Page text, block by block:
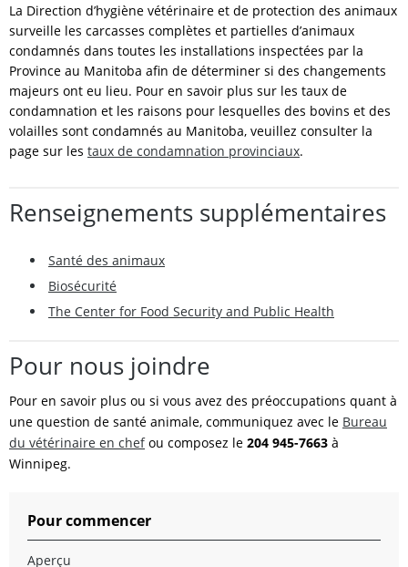
La Direction d’hygiène vétérinaire et de protection des animaux
surveille les carcasses complètes et partielles d’animaux
condamnés dans toutes les installations inspectées par la
Province au Manitoba afin de déterminer si des changements
majeurs ont eu lieu. Pour en savoir plus sur les taux de
condamnation et les raisons pour lesquelles des bovins et des
volailles sont condamnés au Manitoba, veuillez consulter la
page sur les taux de condamnation provinciaux.
Renseignements supplémentaires
Santé des animaux
Biosécurité
The Center for Food Security and Public Health
Pour nous joindre
Pour en savoir plus ou si vous avez des préoccupations quant à
une question de santé animale, communiquez avec le Bureau
du vétérinaire en chefou composez le 204 945-7663 à
Winnipeg.
Pour commencer
Aperçu